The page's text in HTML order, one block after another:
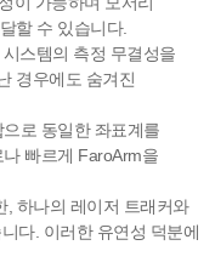
할 수 있습니다.
스템의 측정 무결성을
경우에도 숨겨진
로 동일한 좌표계를
빠르게 FaroArm을
, 하나의 레이저 트래커와
다. 이러한 유연성 덕분에